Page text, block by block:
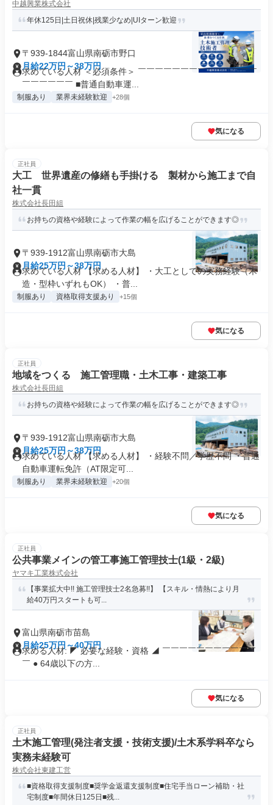
中越興業株式会社
年休125日|土日祝休|残業少なめ|UIターン歓迎
〒939-1844富山県南砺市野口
月給22万円～38万円
求めている人材 ＜必須条件＞ ￣￣￣￣￣￣￣￣￣￣￣￣￣￣
￣￣￣￣￣￣ ■普通自動車運...
制服あり 業界未経験歓迎 +28個
気になる
正社員
大工 世界遺産の修繕も手掛ける 製材から施工まで自
社一貫
株式会社長田組
お持ちの資格や経験によって作業の幅を広げることができます◎
〒939-1912富山県南砺市大島
月給25万円～38万円
求めている人材 【求める人材】 ・大工としての実務経験（木
造・型枠いずれもOK） ・普...
制服あり 資格取得支援あり +15個
気になる
正社員
地域をつくる 施工管理職・土木工事・建築工事
株式会社長田組
お持ちの資格や経験によって作業の幅を広げることができます◎
〒939-1912富山県南砺市大島
月給25万円～38万円
求めている人材 【求める人材】 ・経験不問／学歴不問 ・普通
自動車運転免許（AT限定可...
制服あり 業界未経験歓迎 +20個
気になる
正社員
公共事業メインの管工事施工管理技士(1級・2級)
ヤマキ工業株式会社
【事業拡大中!! 施工管理技士2名急募!!】 【スキル・情熱により月
給40万円スタートも可...
富山県南砺市苗島
月給25万円～40万円
求める人材: ◤ 必要な経験・資格 ◢ ￣￣￣￣￣￣￣￣￣￣￣
￣ ● 64歳以下の方...
気になる
正社員
土木施工管理(発注者支援・技術支援)/土木系学科卒なら
実務未経験可
株式会社東建工営
■資格取得支援制度■奨学金返還支援制度■住宅手当ローン補助・社
宅制度■年間休日125日■残...